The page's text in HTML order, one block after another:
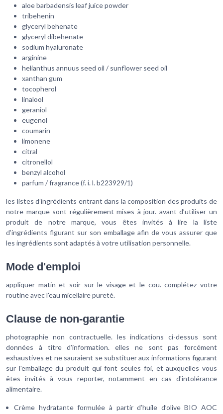
aloe barbadensis leaf juice powder
tribehenin
glyceryl behenate
glyceryl dibehenate
sodium hyaluronate
arginine
helianthus annuus seed oil / sunflower seed oil
xanthan gum
tocopherol
linalool
geraniol
eugenol
coumarin
limonene
citral
citronellol
benzyl alcohol
parfum / fragrance (f. i. l. b223929/1)
les listes d’ingrédients entrant dans la composition des produits de
notre marque sont régulièrement mises à jour. avant d’utiliser un
produit de notre marque, vous êtes invités à lire la liste
d’ingrédients figurant sur son emballage afin de vous assurer que
les ingrédients sont adaptés à votre utilisation personnelle.
Mode d'emploi
appliquer matin et soir sur le visage et le cou. complétez votre
routine avec l'eau micellaire pureté.
Clause de non-garantie
photographie non contractuelle. les indications ci-dessus sont
données à titre d'information. elles ne sont pas forcément
exhaustives et ne sauraient se substituer aux informations figurant
sur l'emballage du produit qui font seules foi, et auxquelles vous
êtes invités à vous reporter, notamment en cas d'intolérance
alimentaire.
Crème hydratante formulée à partir d’huile d’olive BIO AOC